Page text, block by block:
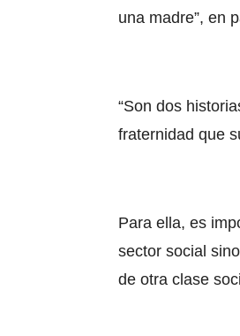
una madre”, en
“Son dos
fraternidad que
Para ella, es
sector social
de otra clase